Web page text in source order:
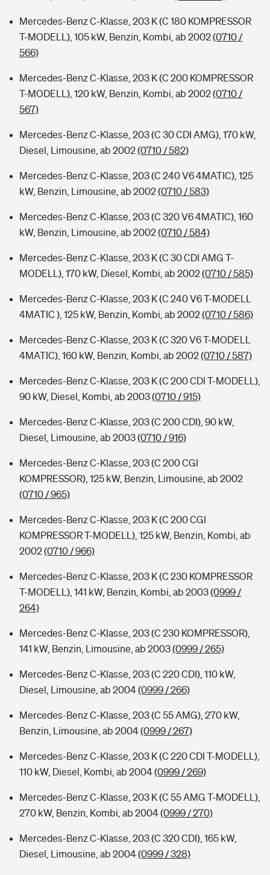
Mercedes-Benz C-Klasse, 203 K (C 180 KOMPRESSOR
T-MODELL), 105 kW, Benzin, Kombi, ab 2002(0710 /
566)
Mercedes-Benz C-Klasse, 203 K (C 200 KOMPRESSOR
T-MODELL), 120 kW, Benzin, Kombi, ab 2002(0710 /
567)
Mercedes-Benz C-Klasse, 203 (C 30 CDI AMG), 170 kW,
Diesel, Limousine, ab 2002(0710 / 582)
Mercedes-Benz C-Klasse, 203 (C 240 V6 4MATIC), 125
kW, Benzin, Limousine, ab 2002(0710 / 583)
Mercedes-Benz C-Klasse, 203 (C 320 V6 4MATIC), 160
kW, Benzin, Limousine, ab 2002(0710 / 584)
Mercedes-Benz C-Klasse, 203 K (C 30 CDI AMG T-
MODELL), 170 kW, Diesel, Kombi, ab 2002(0710 / 585)
Mercedes-Benz C-Klasse, 203 K (C 240 V6 T-MODELL
4MATIC ), 125 kW, Benzin, Kombi, ab 2002(0710 / 586)
Mercedes-Benz C-Klasse, 203 K (C 320 V6 T-MODELL
4MATIC), 160 kW, Benzin, Kombi, ab 2002(0710 / 587)
Mercedes-Benz C-Klasse, 203 K (C 200 CDI T-MODELL),
90 kW, Diesel, Kombi, ab 2003(0710 / 915)
Mercedes-Benz C-Klasse, 203 (C 200 CDI), 90 kW,
Diesel, Limousine, ab 2003(0710 / 916)
Mercedes-Benz C-Klasse, 203 (C 200 CGI
KOMPRESSOR), 125 kW, Benzin, Limousine, ab 2002
(0710 / 965)
Mercedes-Benz C-Klasse, 203 K (C 200 CGI
KOMPRESSOR T-MODELL), 125 kW, Benzin, Kombi, ab
2002(0710 / 966)
Mercedes-Benz C-Klasse, 203 K (C 230 KOMPRESSOR
T-MODELL), 141 kW, Benzin, Kombi, ab 2003(0999 /
264)
Mercedes-Benz C-Klasse, 203 (C 230 KOMPRESSOR),
141 kW, Benzin, Limousine, ab 2003(0999 / 265)
Mercedes-Benz C-Klasse, 203 (C 220 CDI), 110 kW,
Diesel, Limousine, ab 2004(0999 / 266)
Mercedes-Benz C-Klasse, 203 (C 55 AMG), 270 kW,
Benzin, Limousine, ab 2004(0999 / 267)
Mercedes-Benz C-Klasse, 203 K (C 220 CDI T-MODELL),
110 kW, Diesel, Kombi, ab 2004(0999 / 269)
Mercedes-Benz C-Klasse, 203 K (C 55 AMG T-MODELL),
270 kW, Benzin, Kombi, ab 2004(0999 / 270)
Mercedes-Benz C-Klasse, 203 (C 320 CDI), 165 kW,
Diesel, Limousine, ab 2004(0999 / 328)